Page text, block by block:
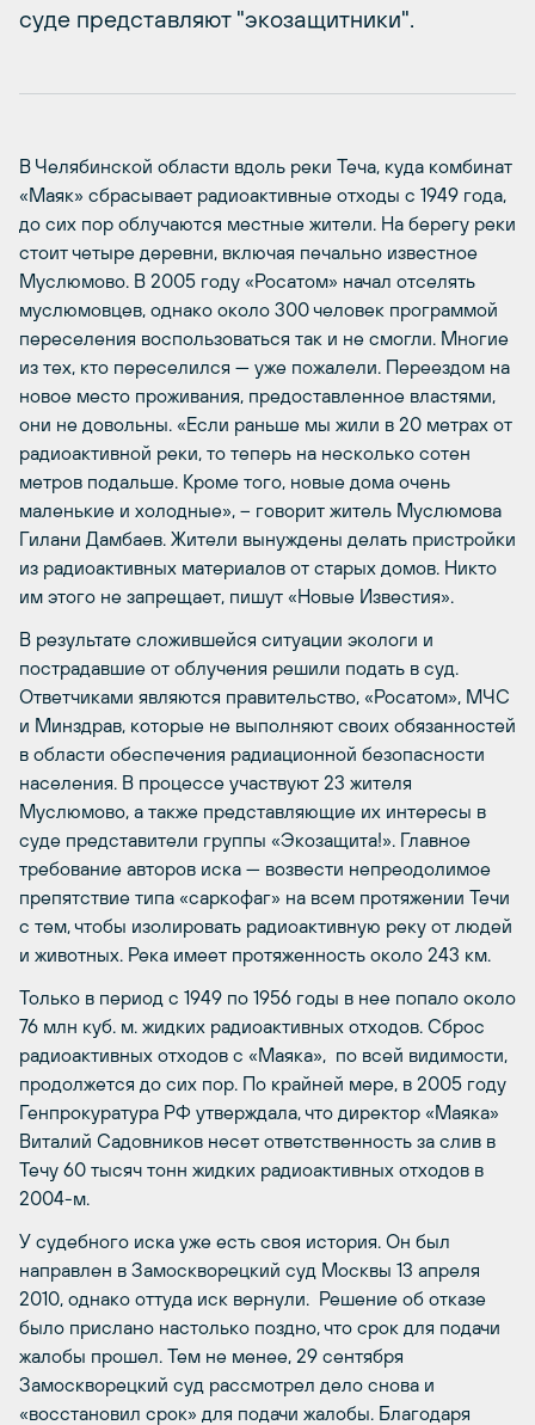
суде представляют "экозащитники".
В Челябинской области вдоль реки Теча, куда комбинат
«Маяк» сбрасывает радиоактивные отходы с 1949 года,
до сих пор облучаются местные жители. На берегу реки
стоит четыре деревни, включая печально известное
Муслюмово. В 2005 году «Росатом» начал отселять
муслюмовцев, однако около 300 человек программой
переселения воспользоваться так и не смогли. Многие
из тех, кто переселился — уже пожалели. Переездом на
новое место проживания, предоставленное властями,
они не довольны. «Если раньше мы жили в 20 метрах от
радиоактивной реки, то теперь на несколько сотен
метров подальше. Кроме того, новые дома очень
маленькие и холодные», – говорит житель Муслюмова
Гилани Дамбаев. Жители вынуждены делать пристройки
из радиоактивных материалов от старых домов. Никто
им этого не запрещает, пишут «Новые Известия».
В результате сложившейся ситуации экологи и
пострадавшие от облучения решили подать в суд.
Ответчиками являются правительство, «Росатом», МЧС
и Минздрав, которые не выполняют своих обязанностей
в области обеспечения радиационной безопасности
населения. В процессе участвуют 23 жителя
Муслюмово, а также представляющие их интересы в
суде представители группы «Экозащита!». Главное
требование авторов иска — возвести непреодолимое
препятствие типа «саркофаг» на всем протяжении Течи
с тем, чтобы изолировать радиоактивную реку от людей
и животных. Река имеет протяженность около 243 км.
Только в период с 1949 по 1956 годы в нее попало около
76 млн куб. м. жидких радиоактивных отходов. Сброс
радиоактивных отходов с «Маяка», по всей видимости,
продолжется до сих пор. По крайней мере, в 2005 году
Генпрокуратура РФ утверждала, что директор «Маяка»
Виталий Садовников несет ответственность за слив в
Течу 60 тысяч тонн жидких радиоактивных отходов в
2004-м.
У судебного иска уже есть своя история. Он был
направлен в Замоскворецкий суд Москвы 13 апреля
2010, однако оттуда иск вернули. Решение об отказе
было прислано настолько поздно, что срок для подачи
жалобы прошел. Тем не менее, 29 сентября
Замоскворецкий суд рассмотрел дело снова и
«восстановил срок» для подачи жалобы. Благодаря